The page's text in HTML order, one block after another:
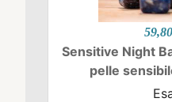
Sensitive Night
pelle